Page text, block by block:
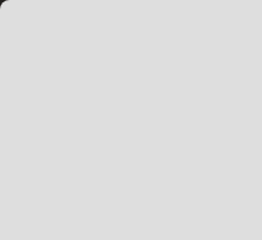
20% Rabatt